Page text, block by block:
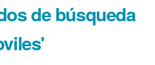
de búsqueda